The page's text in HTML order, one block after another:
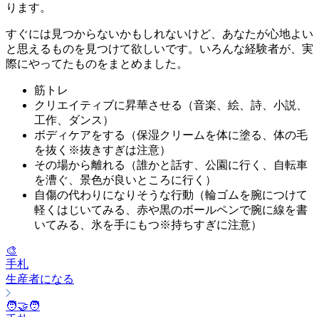
ります。
すぐには見つからないかもしれないけど、あなたが心地よい
と思えるものを見つけて欲しいです。いろんな経験者が、実
際にやってたものをまとめました。
筋トレ
クリエイティブに昇華させる（音楽、絵、詩、小説、
工作、ダンス）
ボディケアをする（保湿クリームを体に塗る、体の毛
を抜く※抜きすぎは注意）
その場から離れる（誰かと話す、公園に行く、自転車
を漕ぐ、景色が良いところに行く）
自傷の代わりになりそうな行動（輪ゴムを腕につけて
軽くはじいてみる、赤や黒のボールペンで腕に線を書
いてみる、氷を手にもつ※持ちすぎに注意）
🎨
手札
生産者になる
🧑‍🤝‍🧑